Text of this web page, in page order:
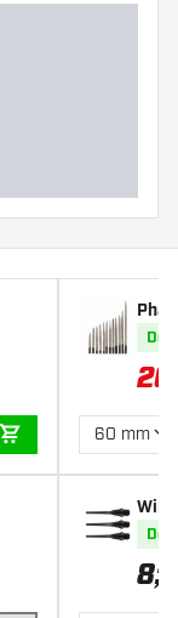
DODAJ DO
ck
20
60 mm
8,26